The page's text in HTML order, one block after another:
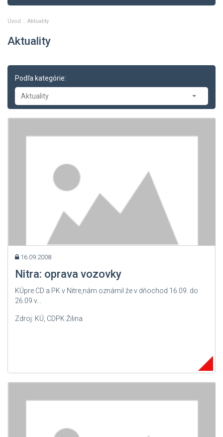
Úvod Aktuality
Aktuality
Podľa kategórie:
Aktuality
Aktuality
-- Tlačové správy
-- Oznamy
-- Dopravné správy
-- Príklady z právnej praxe
16.09.2008
Nitra: oprava vozovky
KÚpre CD a PK v Nitre,nám oznámil že v dňochod 16.09. do
26.09 v...
Zdroj: KÚ, CDPK Žilina